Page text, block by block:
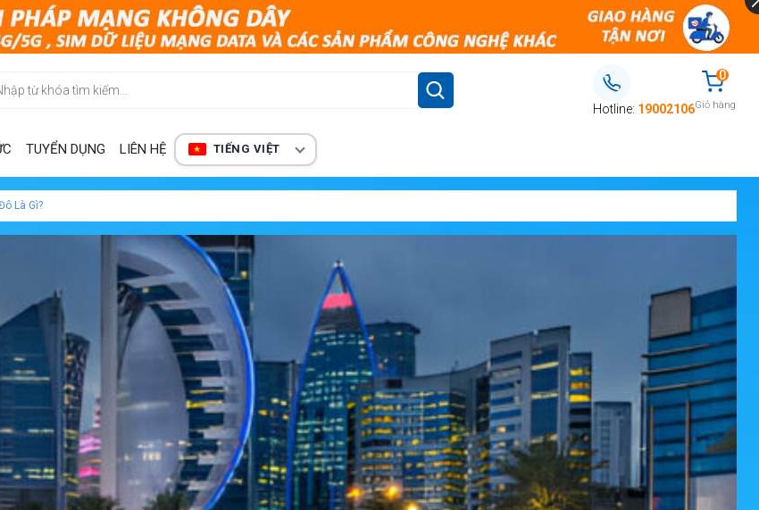
Hotline: 19002106
0
Giỏ hàng
TUYỂN DỤNG LIÊN HỆ TIẾNG VIỆT
Là Gì?